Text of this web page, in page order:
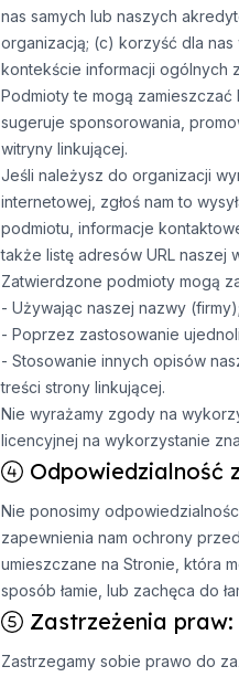
nas samych lub naszych
organizacją; (c) korzyść dla
kontekście informacji ogólnych
Podmioty te mogą zamieszczać
sugeruje sponsorowania,
witryny linkującej.
Jeśli należysz do organizacji
internetowej, zgłoś nam to
podmiotu, informacje
także listę adresów URL
Zatwierdzone podmioty mogą
- Używając naszej nazwy
- Poprzez zastosowanie
- Stosowanie innych opisów
treści strony linkującej.
Nie wyrażamy zgody na
licencyjnej na wykorzystanie
Odpowiedzialność
Nie ponosimy
zapewnienia nam ochrony
umieszczane na Stronie, która
sposób łamie, lub zachęca do
Zastrzeżenia praw:
Zastrzegamy sobie prawo do